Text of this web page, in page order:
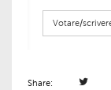
Votare/
Share: